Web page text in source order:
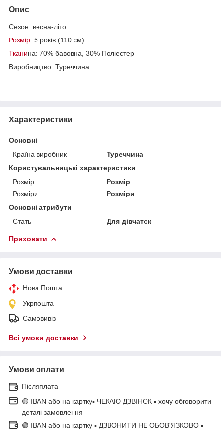
Опис
Сезон: весна-літо
Розмір: 5 років (110 см)
Тканина: 70% бавовна, 30% Поліестер
Виробництво: Туреччина
Характеристики
Основні
Країна виробник
Туреччина
Користувальницькі характеристики
Розмір
Розмір
Розміри
Розміри
Основні атрибути
Стать
Для дівчаток
Приховати
Умови доставки
Нова Пошта
Укрпошта
Самовивіз
Всі умови доставки
Умови оплати
Післяплата
🟡 IBAN або на картку▪ ЧЕКАЮ ДЗВІНОК ▪ хочу обговорити
деталі замовлення
🟢 IBAN або на картку ▪ ДЗВОНИТИ НЕ ОБОВ'ЯЗКОВО ▪